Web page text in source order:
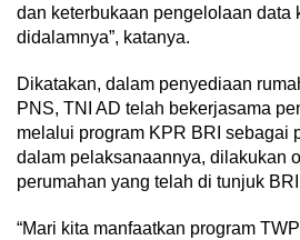
dan keterbukaan pengelolaan data
didalamnya”, katanya.
Dikatakan, dalam penyediaan
PNS, TNI AD telah bekerjasama
melalui program KPR BRI sebagai
dalam pelaksanaannya, dilakukan
perumahan yang telah di tunjuk
“Mari kita manfaatkan program